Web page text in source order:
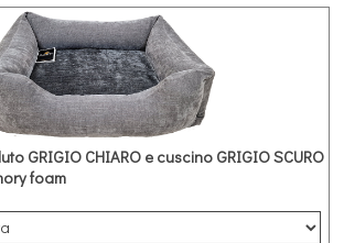
GRIGIO CHIARO e cuscino GRIGIO SCURO
foam
in microfibra effetto velluto struttura GRIGIO
SCURO con imbottitura in memory